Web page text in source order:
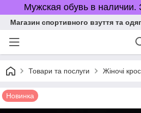
Мужская обувь в наличии.
Магазин спортивного взуття та
Товари та послуги Жіночі
Новинка